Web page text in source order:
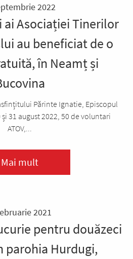
2022
ai Asociației Tinerilor
au beneficiat de o
în Neamț și
Părinte Ignatie, Episcopul
31 august 2022, 50 de voluntari
ATOV,...
Mai mult
2021
pentru douăzeci
parohia Hurdugi,